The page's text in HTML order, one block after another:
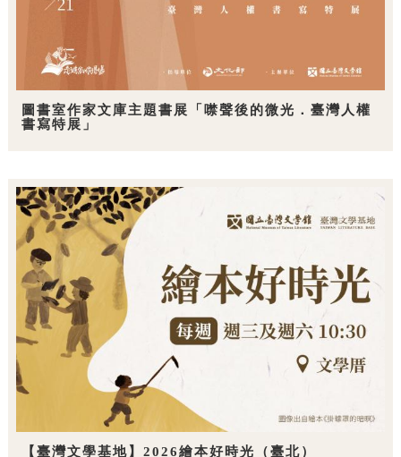
圖書室作家文庫主題書展「噤聲後的微光．臺灣人權
書寫特展」
【臺灣文學基地】2026繪本好時光（臺北）